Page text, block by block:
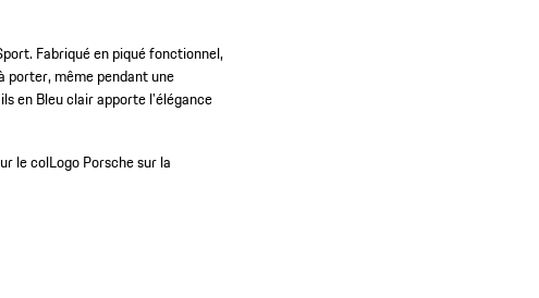
Fabriqué en piqué fonctionnel,
porter, même pendant une
en Bleu clair apporte l'élégance
le colLogo Porsche sur la